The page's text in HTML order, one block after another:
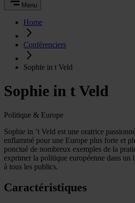
Menu
Home
Conférenciers
Sophie in t Veld
Sophie in t Veld
Politique & Europe
Sophie in ’t Veld est une oratrice
enflammé pour une Europe plus forte et
ponctué de nombreux exemples de la
exprimer la politique européenne dans un
à tous les publics.
Caractéristiques